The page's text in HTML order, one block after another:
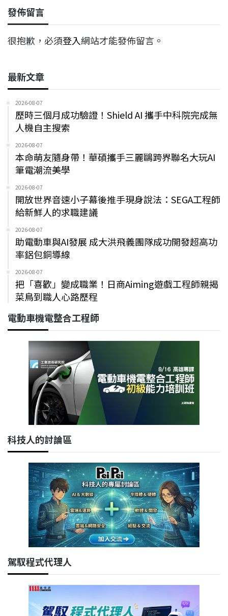
發佈留言
很抱歉，必須登入網站才能發佈留言。
最新文章
2026-08-07
歷時三個月成功驗證！Shield AI 攜手中科院完成無
人機自主搜索
2026-08-07
本命萌友隨身帶！華碩攜手三麗鷗跨界聯名大玩AI
筆電潮流美學
2026-08-07
開放世界音速小子幕後推手現身說法：SEGA工程師
給新鮮人的求職建議
2026-08-07
助電動車與AI發展 成大洪飛義團隊成功開發超高功
率鋁包銅導線
2026-08-07
把「喜歡」變成職業！日商Aiming遊戲工程師親揭
菜鳥到職人心路歷程
電動車機電整合工程師
科技人的討論區
駕馭程式代理人